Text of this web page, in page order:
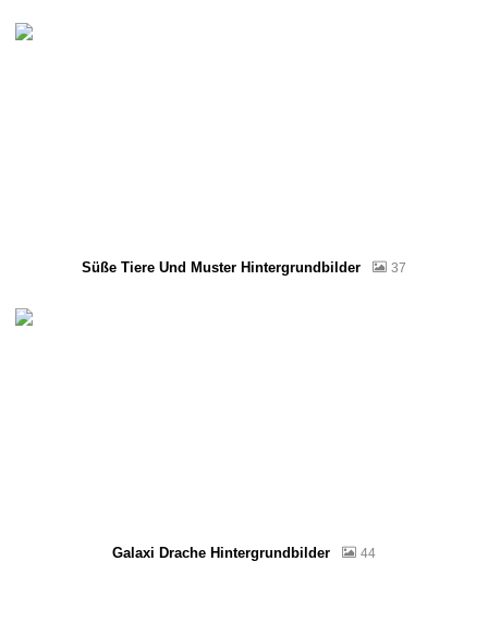
Süße Tiere Und Muster Hintergrundbilder 37
Galaxi Drache Hintergrundbilder 44